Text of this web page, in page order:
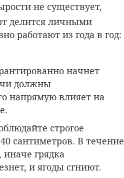
не существует,
делится личными
работают из года в год:
начнет
должны
напрямую влияет на
.
строгое
сантиметров. В течение
иначе грядка
и ягоды сгниют.